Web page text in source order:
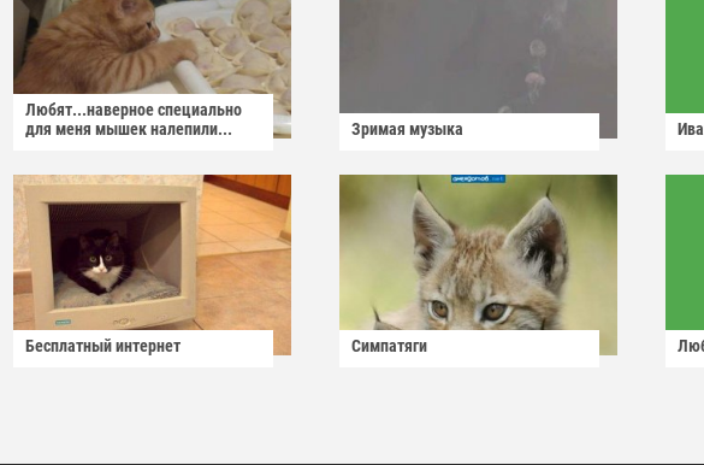
Любят...наверное специально
для меня мышек налепили...
Зримая музыка
Бесплатный интернет Симпатяги